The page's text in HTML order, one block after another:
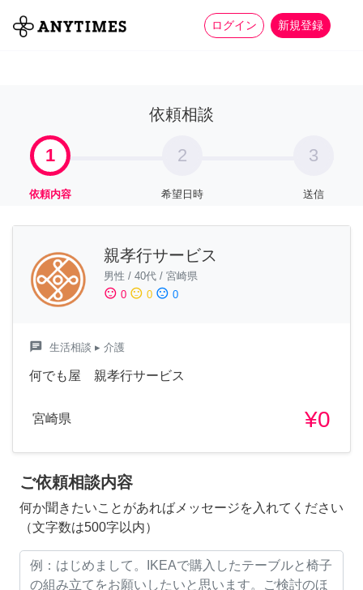
ログイン 新規登録
全て 家事 more_horiz
依頼相談
1
依頼内容
2
希望日時
3
送信
親孝行サービス
男性 / 40代 / 宮崎県
sentiment_satisfied 0 sentiment_neutral 0 sentiment_dissatisfied 0
chat 生活相談 ▸ 介護
何でも屋 親孝行サービス
宮崎県 ¥0
ご依頼相談内容
何か聞きたいことがあればメッセージを入れてください
（文字数は500字以内）